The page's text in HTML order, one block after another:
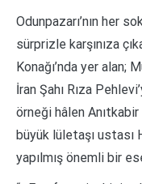
Odunpazarı’nın her
sürprizle karşınıza
Konağı’nda yer
İran Şahı Rıza
örneği hâlen
büyük lületaşı ustası
yapılmış önemli bir